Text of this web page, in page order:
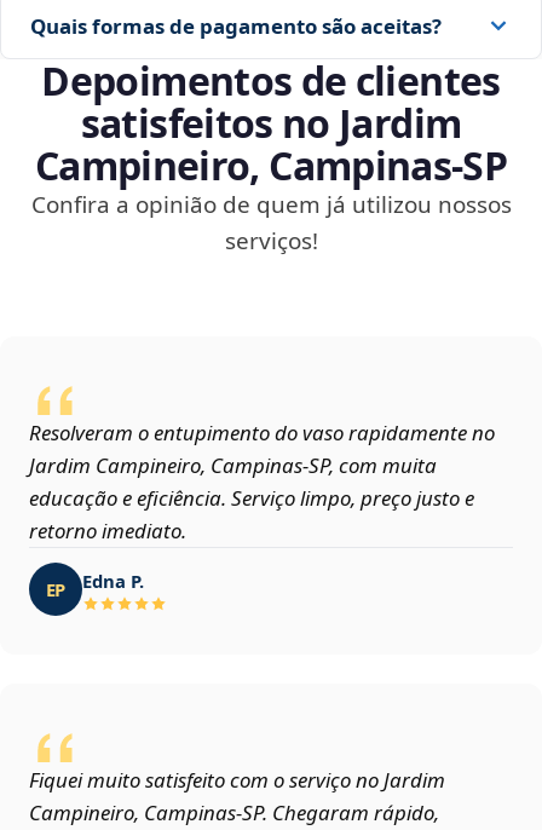
Quais formas de pagamento são aceitas?
Depoimentos de clientes
satisfeitos no Jardim
Campineiro, Campinas‑SP
Confira a opinião de quem já utilizou nossos
serviços!
Resolveram o entupimento do vaso rapidamente no
Jardim Campineiro, Campinas‑SP, com muita
educação e eficiência. Serviço limpo, preço justo e
retorno imediato.
EP Edna P.
Fiquei muito satisfeito com o serviço no Jardim
Campineiro, Campinas‑SP. Chegaram rápido,